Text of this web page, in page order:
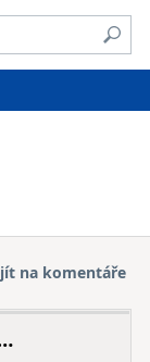
na komentáře